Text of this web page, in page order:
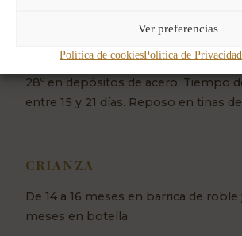
Ver preferencias
Política de cookiesPolítica de Privacidad
Elaboración controlada a una
28º en depósitos de acero. Tiempo
entre 15 y 21 días. Reposo en tinas
CRIANZA
De 14 a 16 meses en barrica de
meses en botella.